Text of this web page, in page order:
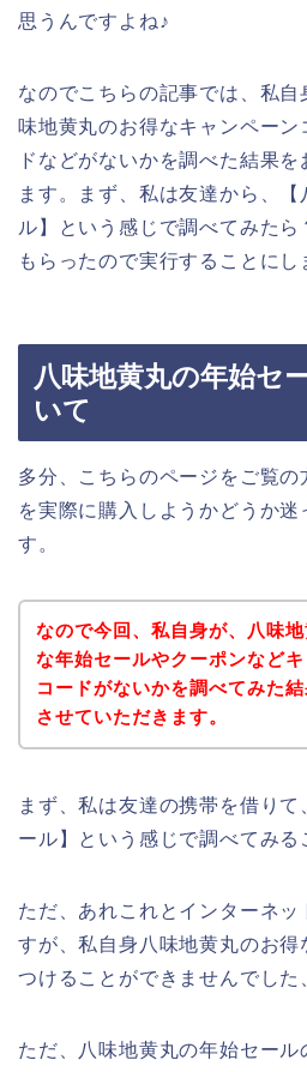
思うんですよね♪
なのでこちらの記事では、私自
味地黄丸のお得なキャンペーン
ドなどがないかを調べた結果
ます。まず、私は友達から、
ル】という感じで調べてみた
もらったので実行することにし
八味地黄丸の年始セ
いて
多分、こちらのページをご覧の
を実際に購入しようかどうか迷
す。
なので今回、私自身が、八味
な年始セールやクーポンなど
コードがないかを調べてみた
させていただきます。
まず、私は友達の携帯を借り
ール】という感じで調べてみる
ただ、あれこれとインターネ
すが、私自身八味地黄丸のお得
つけることができませんでした
ただ、八味地黄丸の年始セール